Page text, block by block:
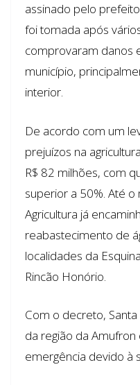
assinado pelo
foi tomada após
comprovaram danos
município,
interior.
De acordo com um
prejuízos na
R$ 82 milhões, com
superior a 50%. Até
Agricultura já
reabastecimento de
localidades da
Rincão Honório.
Com o decreto,
da região da
emergência devido à